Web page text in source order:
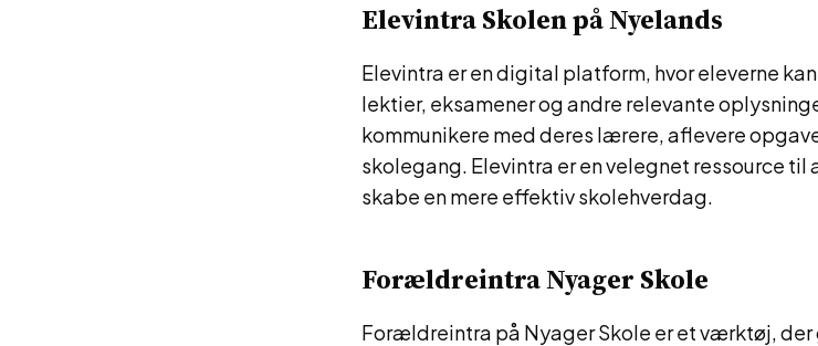
Elevintra Skolen på Nyelands
Elevintra er en digital platform, hvor eleverne
lektier, eksamener og andre relevante
kommunikere med deres lærere, aflevere
skolegang. Elevintra er en velegnet ressource
skabe en mere effektiv skolehverdag.
Forældreintra Nyager Skole
Forældreintra på Nyager Skole er et værktøj,